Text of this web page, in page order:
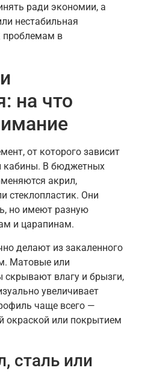
ради экономии, а
нестабильная
проблемам в
на что
от которого зависит
кабины. В бюджетных
акрил,
стеклопластик. Они
но имеют разную
и царапинам.
делают из закаленного
Матовые или
влагу и брызги,
увеличивает
чаще всего —
окраской или покрытием
сталь или